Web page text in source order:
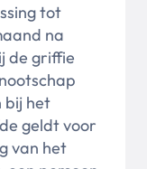
tot
na
de griffie
bij het
geldt voor
van het